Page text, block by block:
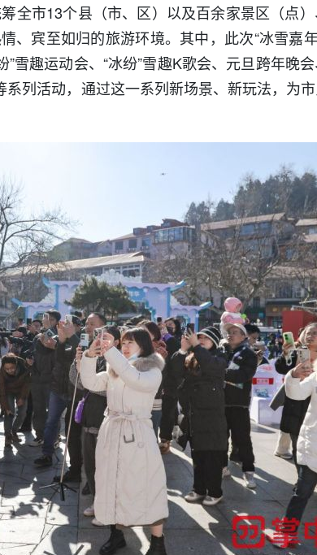
全市13个县（市、区）以及百余家景区（点）
、宾至如归的旅游环境。其中，此次“冰雪嘉
雪趣运动会、“冰纷”雪趣K歌会、元旦跨年晚
系列活动，通过这一系列新场景、新玩法，为